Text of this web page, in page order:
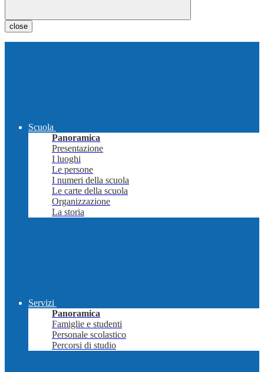
close
Scuola
Panoramica
Presentazione
I luoghi
Le persone
I numeri della scuola
Le carte della scuola
Organizzazione
La storia
Servizi
Panoramica
Famiglie e studenti
Personale scolastico
Percorsi di studio